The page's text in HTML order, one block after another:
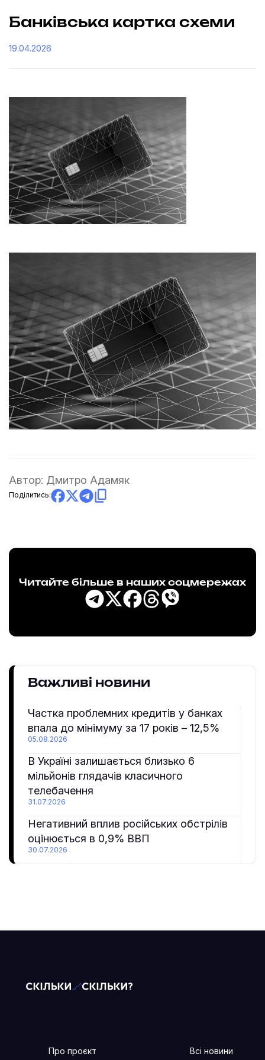
Банківська картка схеми
19.04.2026
Автор: Дмитро Адамяк
Поділитись:
Читайте більше в наших соцмережах
Важливі новини
Частка проблемних кредитів у банках
впала до мінімуму за 17 років – 12,5%
05.08.2026
В Україні залишається близько 6
мільйонів глядачів класичного
телебачення
31.07.2026
Негативний вплив російських обстрілів
оцінюється в 0,9% ВВП
30.07.2026
Про проєкт
Всі новини